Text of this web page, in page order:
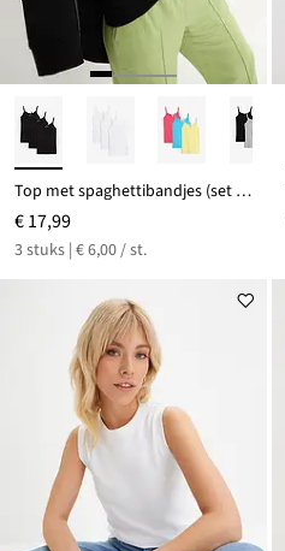
Top met spaghettibandjes (set van 3)
€ 17,99
3 stuks | € 6,00 / st.